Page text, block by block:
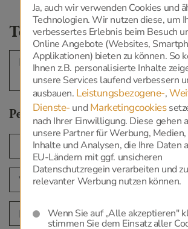
Termin vereinbaren
Persönliche Daten
Ja, auch wir verwenden Cookies und
Technologien. Wir nutzen diese, um
verbessertes Erlebnis beim Besuch
Online Angebote (Websites,
Applikationen) bieten zu können. So
Ihnen z.B. personalisierte Inhalte
unsere Services laufend verbessern
ausbauen. Leistungsbezogene-,
Dienste- und Marketingcookies
nach Ihrer Einwilligung. Diese gehen
unsere Partner für Werbung,
Inhalte und Analysen, die Ihre Daten
EU-Ländern mit ggf. unsicheren
Datenschutzregein verarbeiten und
relevanter Werbung nutzen können.
Wenn Sie auf „Alle akzeptieren"
stimmen Sie dem Einsatz aller